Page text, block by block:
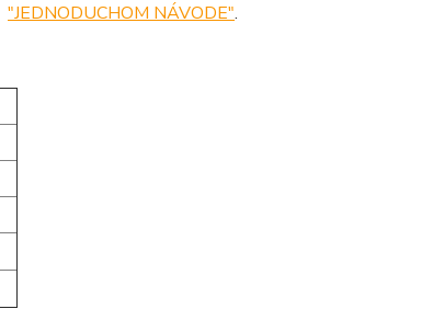
"JEDNODUCHOM NÁVODE".